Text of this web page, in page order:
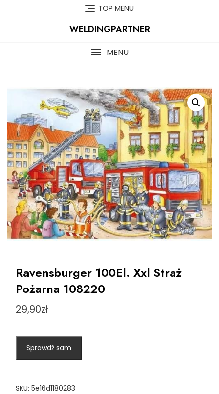
TOP MENU
WELDINGPARTNER
MENU
Ravensburger 100El. Xxl Straż
Pożarna 108220
29,90zł
Sprawdź sam
SKU: 5e16d1180283